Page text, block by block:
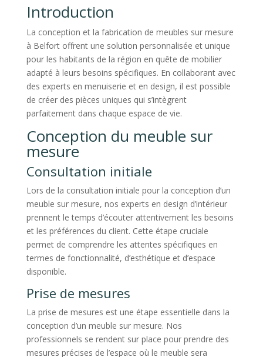
Introduction
La conception et la fabrication de meubles sur mesure
à Belfort offrent une solution personnalisée et unique
pour les habitants de la région en quête de mobilier
adapté à leurs besoins spécifiques. En collaborant avec
des experts en menuiserie et en design, il est possible
de créer des pièces uniques qui s’intègrent
parfaitement dans chaque espace de vie.
Conception du meuble sur
mesure
Consultation initiale
Lors de la consultation initiale pour la conception d’un
meuble sur mesure, nos experts en design d’intérieur
prennent le temps d’écouter attentivement les besoins
et les préférences du client. Cette étape cruciale
permet de comprendre les attentes spécifiques en
termes de fonctionnalité, d’esthétique et d’espace
disponible.
Prise de mesures
La prise de mesures est une étape essentielle dans la
conception d’un meuble sur mesure. Nos
professionnels se rendent sur place pour prendre des
mesures précises de l’espace où le meuble sera